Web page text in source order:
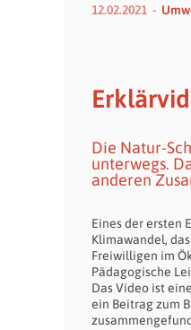
12.02.2021
Die Natur-
unterwegs.
anderen
Eines der ersten
Klimawandel,
Freiwilligen im
Pädagogische
Das Video ist
ein Beitrag zum